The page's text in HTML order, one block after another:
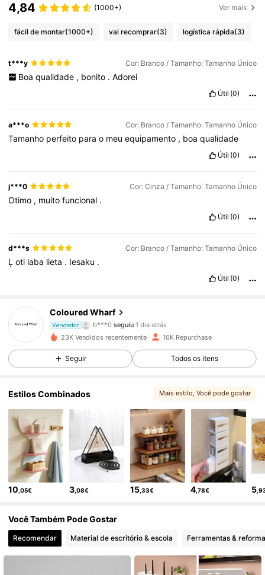
4,84 (1000+) Ver mais
fácil de montar(1000+) vai recomprar(3) logística rápida(3)
t***y Cor: Branco / Tamanho: Tamanho Único
Boa qualidade , bonito . Adorei
Útil (0)
a***o Cor: Branco / Tamanho: Tamanho Único
Tamanho perfeito parao meuequipamento , boaqualidade
Útil (0)
j***0 Cor: Cinza / Tamanho: Tamanho Único
Otimo , muitofuncional .
Útil (0)
d***s Cor: Branco / Tamanho: Tamanho Único
Ļoti laba lieta . Iesaku .
Útil (0)
Coloured Wharf
Vendedor
b***0seguiu
4,85
2.9K Seguidores
2.9K Seguidores
2.9K Seguidores
4,85 2.9K Seguidores
4,85 2.9K Seguidores
2.9K Seguidores
2.9K Seguidores
23K Vendidos recentemente 10K Repurchase
Seguir Todos os itens
Estilos Combinados Mais estilo, Você pode gostar
10 ,05€ 3 ,08€ 15,33€ 4 ,78€ 5
Você Também Pode Gostar
Recomendar Material de escritório & escola Ferramentas &